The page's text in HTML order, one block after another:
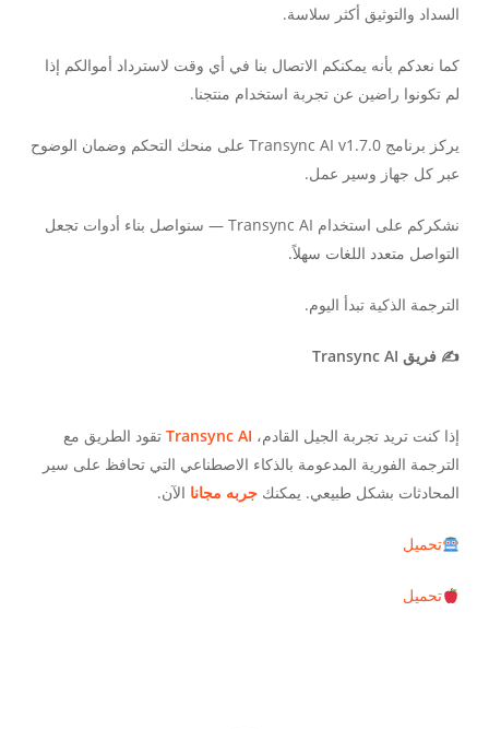
السداد والتوثيق أكثر سلاسة.
كما نعدكم بأنه يمكنكم الاتصال بنا في أي وقت لاسترداد أموالكم إذا
لم تكونوا راضين عن تجربة استخدام منتجنا.
يركز برنامج Transync AI v1.7.0 على منحك التحكم وضمان الوضوح
عبر كل جهاز وسير عمل.
نشكركم على استخدام Transync AI — سنواصل بناء أدوات تجعل
التواصل متعدد اللغات سهلاً.
الترجمة الذكية تبدأ اليوم.
✍️ فريق Transync AI
إذا كنت تريد تجربة الجيل القادم، Transync AIتقود الطريق مع
الترجمة الفورية المدعومة بالذكاء الاصطناعي التي تحافظ على سير
المحادثات بشكل طبيعي. يمكنك جربه مجانا الآن.
تحميل
تحميل